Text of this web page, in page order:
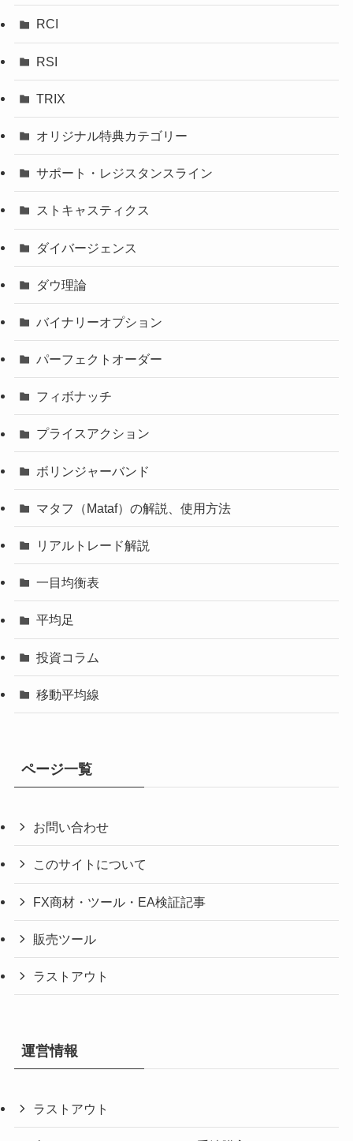
RCI
RSI
TRIX
オリジナル特典カテゴリー
サポート・レジスタンスライン
ストキャスティクス
ダイバージェンス
ダウ理論
バイナリーオプション
パーフェクトオーダー
フィボナッチ
プライスアクション
ボリンジャーバンド
マタフ（Mataf）の解説、使用方法
リアルトレード解説
一目均衡表
平均足
投資コラム
移動平均線
ページ一覧
お問い合わせ
このサイトについて
FX商材・ツール・EA検証記事
販売ツール
ラストアウト
運営情報
ラストアウト